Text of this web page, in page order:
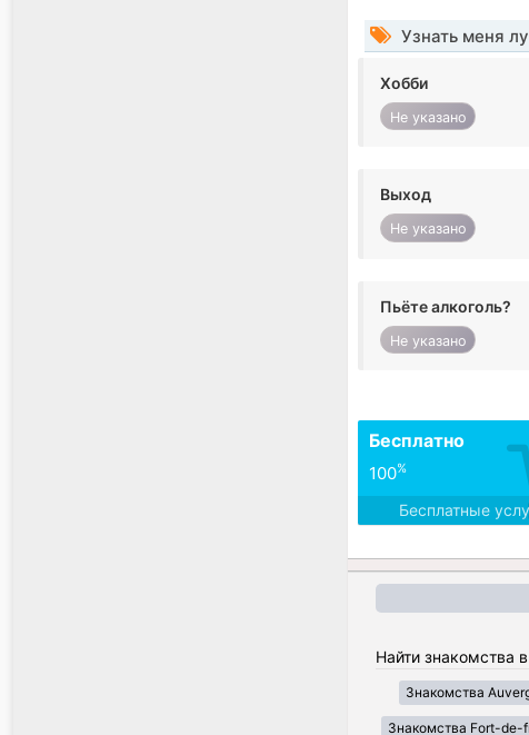
Узнать меня
Хобби
Не указано
Выход
Не указано
Пьёте алкоголь?
Не указано
Бесплатно
100%
Бесплатные
Найти знакомства
Знакомства
Знакомства Fort-de-